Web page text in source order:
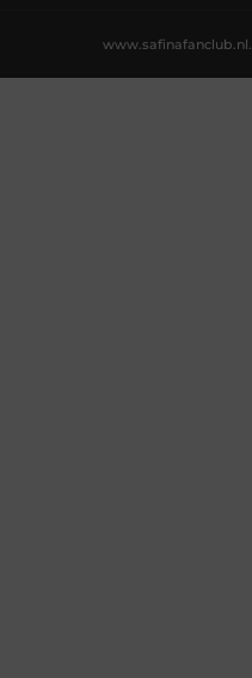
www.safinafanclub.nl.